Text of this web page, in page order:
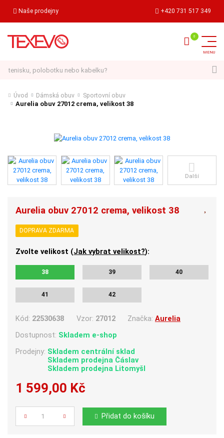
Naše prodejny +420 731 517 349
Úvod Dámská obuv Sportovní obuv
Aurelia obuv 27012 crema, velikost 38
Další
Aurelia obuv 27012 crema, velikost 38
DOPRAVA ZDARMA
Zvolte velikost (Jak vybrat velikost?):
38 39 40
41 42
Kód: 22530638 Vzor: 27012 Značka: Aurelia
Dostupnost: Skladem e-shop
Prodejny: Skladem centrální sklad
Skladem prodejna Čáslav
Skladem prodejna Litomyšl
1 599,00 Kč
Počet
Přidat do košíku